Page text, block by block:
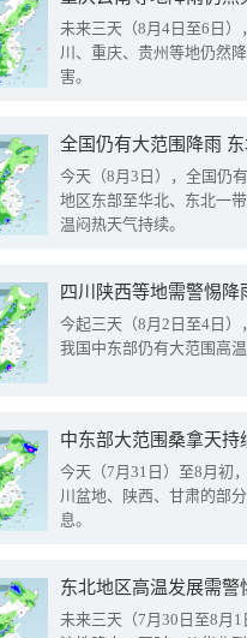
未来三天（8月4日至6日
川、重庆、贵州等地仍然
害。
全国仍有大范围降雨
今天（8月3日），全国仍
地区东部至华北、东北一
温闷热天气持续。
今起三天（8月2日至4日
我国中东部仍有大范围高
中东部大范围桑拿天
今天（7月31日）至8月初
川盆地、陕西、甘肃的部
息。
东北地区高温发展需
未来三天（7月30日至8月